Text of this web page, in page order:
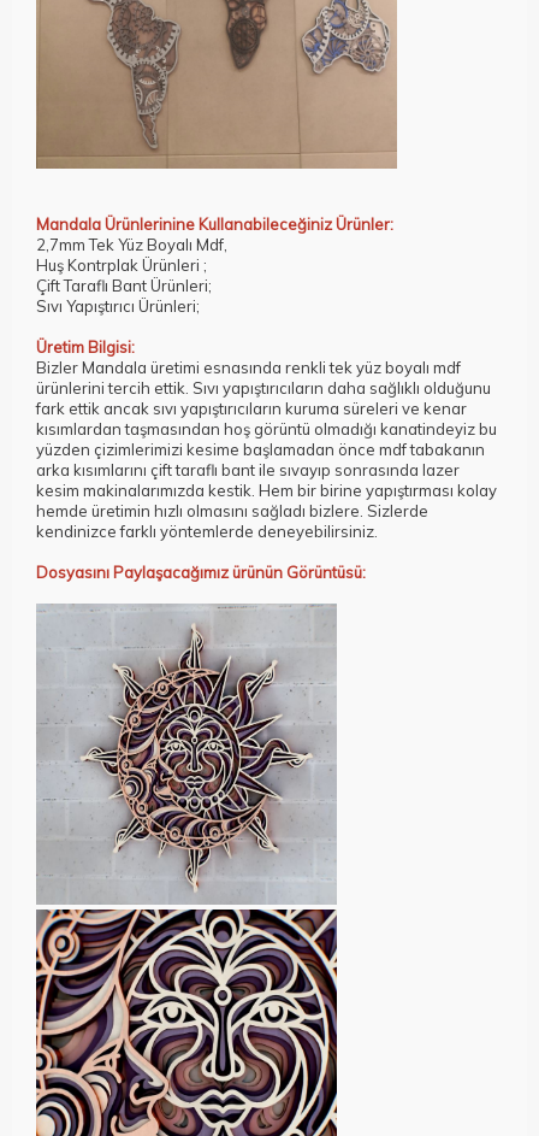
Mandala Ürünlerinine Kullanabileceğiniz Ürünler:
2,7mm Tek Yüz Boyalı Mdf
Huş Kontrplak Ürünleri ;
Çift Taraflı Bant Ürünleri;
Sıvı Yapıştırıcı Ürünleri;
Üretim Bilgisi:
Bizler Mandala üretimi esnasında renkli tek yüz boyalı mdf
ürünlerini tercih ettik. Sıvı yapıştırıcıların daha sağlıklı olduğunu
fark ettik ancak sıvı yapıştırıcıların kuruma süreleri ve kenar
kısımlardan taşmasından hoş görüntü olmadığı kanatindeyiz bu
yüzden çizimlerimizi kesime başlamadan önce mdf tabakanın
arka kısımlarını çift taraflı bant ile sıvayıp sonrasında lazer
kesim makinalarımızda kestik. Hem bir birine yapıştırması kolay
hemde üretimin hızlı olmasını sağladı bizlere. Sizlerde
kendinizce farklı yöntemlerde deneyebilirsiniz.
Dosyasını Paylaşacağımız ürünün Görüntüsü: